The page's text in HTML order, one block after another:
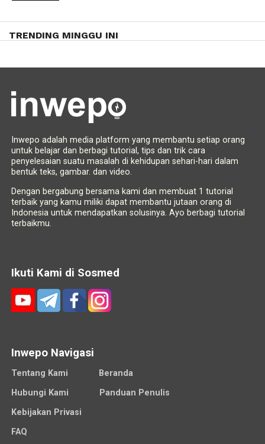
TRENDING MINGGU INI
Inwepo adalah media platform yang membantu setiap orang
untuk belajar dan berbagi tutorial, tips dan trik cara
penyelesaian suatu masalah di kehidupan sehari-hari dalam
bentuk teks, gambar. dan video.
Dengan bergabung bersama kami dan membuat 1 tutorial
terbaik yang kamu miliki dapat membantu jutaan orang di
Indonesia untuk mendapatkan solusinya. Ayo berbagi tutorial
terbaikmu.
Ikuti Kami di Sosmed
Inwepo Navigasi
Tentang Kami
Beranda
Hubungi Kami
Panduan Penulis
Kebijakan Privasi
FAQ